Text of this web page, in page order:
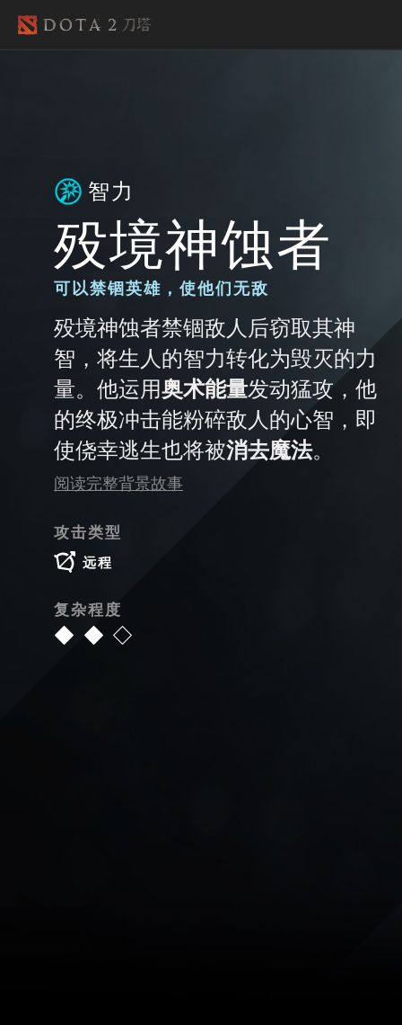
智力
殁境神蚀者
可以禁锢英雄，使他们无敌
殁境神蚀者禁锢敌人后窃取其神
智，将生人的智力转化为毁灭的力
量。他运用奥术能量发动猛攻，他
的终极冲击能粉碎敌人的心智，即
使侥幸逃生也将被消去魔法。
阅读完整背景故事
攻击类型
远程
复杂程度